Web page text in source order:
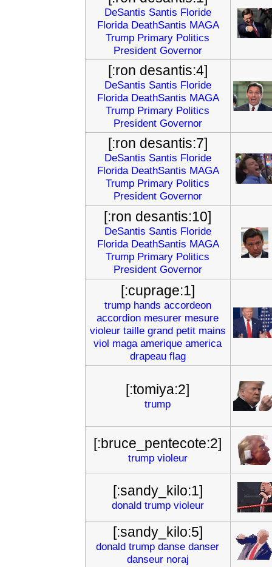
DeSantis Santis Floride
Florida DeathSantis MAGA
Trump Primary Politics
President Governor
[:ron desantis:4]
DeSantis Santis Floride
Florida DeathSantis MAGA
Trump Primary Politics
President Governor
[:ron desantis:7]
DeSantis Santis Floride
Florida DeathSantis MAGA
Trump Primary Politics
President Governor
[:ron desantis:10]
DeSantis Santis Floride
Florida DeathSantis MAGA
Trump Primary Politics
President Governor
[:cuprage:1]
trump hands accordeon
accordion mesurer mesure
violeur taille grand petit mains
viol maga amerique america
drapeau flag
[:tomiya:2]
trump
[:bruce_pentecote:2]
trump violeur
[:sandy_kilo:1]
donald trump violeur
[:sandy_kilo:5]
donald trump danse danser
danseur noraj